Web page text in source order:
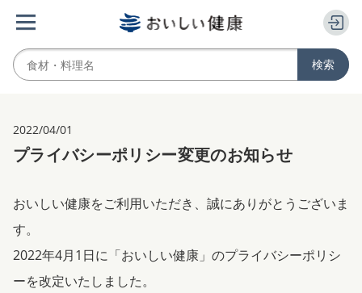
2022/04/01
プライバシーポリシー変更のお知らせ
おいしい健康をご利用いただき、誠にありがとうございま
す。
2022年4月1日に「おいしい健康」のプライバシーポリシ
ーを改定いたしました。